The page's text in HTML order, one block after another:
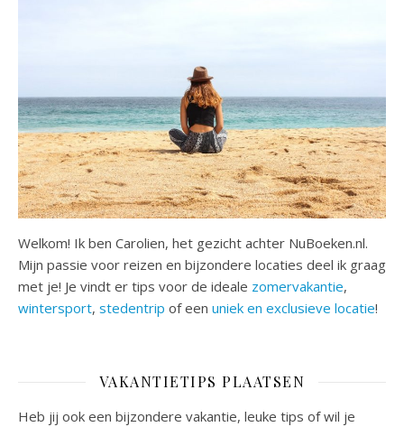
Welkom! Ik ben Carolien, het gezicht achter NuBoeken.nl.
Mijn passie voor reizen en bijzondere locaties deel ik graag
met je! Je vindt er tips voor de ideale zomervakantie,
wintersport, stedentrip of een uniek en exclusieve locatie!
VAKANTIETIPS PLAATSEN
Heb jij ook een bijzondere vakantie, leuke tips of wil je